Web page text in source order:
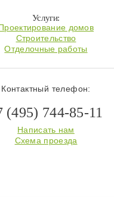
Услуги:
домов
Строительство
Отделочные работы
Контактный телефон:
(495) 744-85-11
Написать нам
Схема проезда